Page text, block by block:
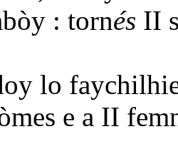
: tornés II
lo
e a II